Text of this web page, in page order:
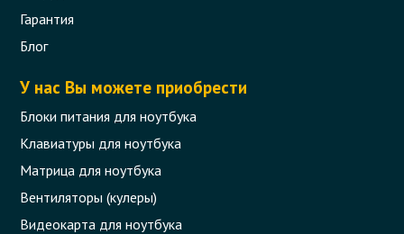
Гарантия
Блог
У нас Вы можете приобрести
Блоки питания для ноутбука
Клавиатуры для ноутбука
Матрица для ноутбука
Вентиляторы (кулеры)
Видеокарта для ноутбука